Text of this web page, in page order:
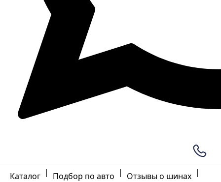
Каталог | Подбор по авто | Отзывы о шинах |